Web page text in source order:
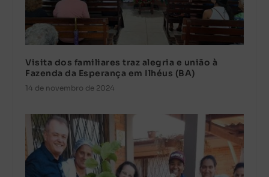
Visita dos familiares traz alegria e união à
Fazenda da Esperança em Ilhéus (BA)
14 de novembro de 2024